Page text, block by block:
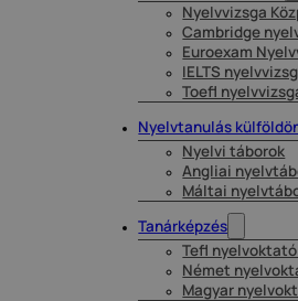
Nyelvvizsga
Cambridge
Euroexam
IELTS
Toefl
Nyelvtanulás
Nyelvi táborok
Angliai
Máltai
Tanárképzés
Tefl
Német
Magyar